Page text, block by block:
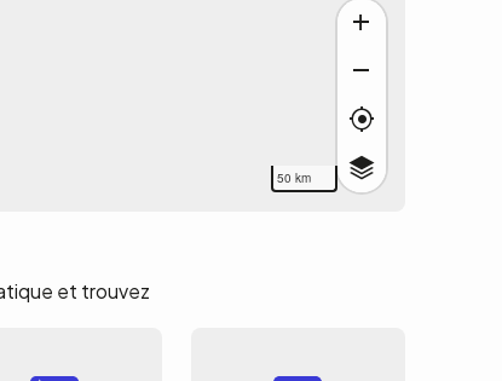
50 km
et trouvez